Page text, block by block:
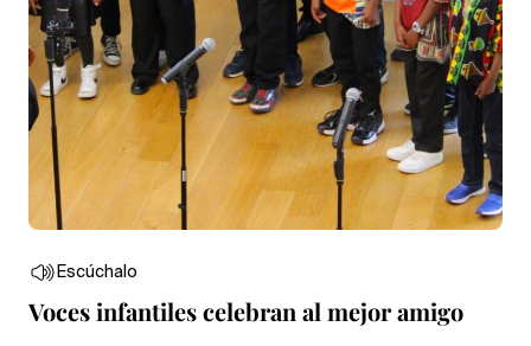
Escúchalo
Voces infantiles celebran al mejor amigo